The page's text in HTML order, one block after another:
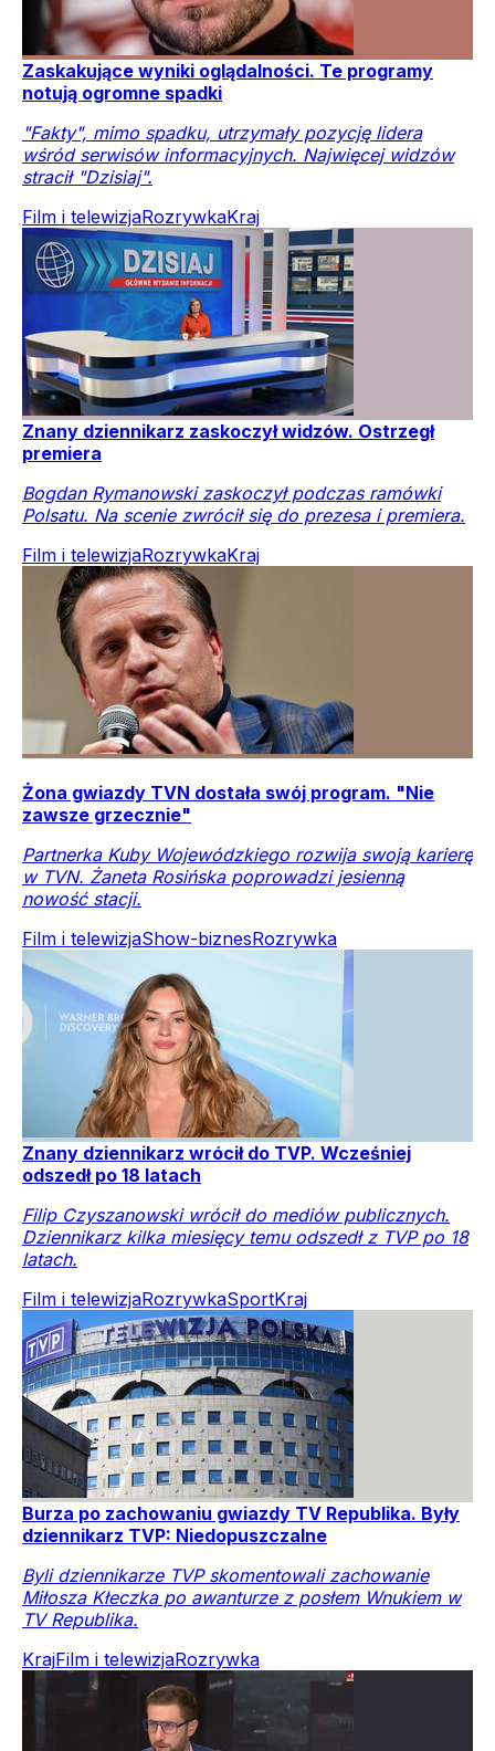
Zaskakujące wyniki oglądalności. Te programy
notują ogromne spadki
"Fakty", mimo spadku, utrzymały pozycję lidera
wśród serwisów informacyjnych. Najwięcej widzów
stracił "Dzisiaj".
Film i telewizjaRozrywkaKraj
Znany dziennikarz zaskoczył widzów. Ostrzegł
premiera
Bogdan Rymanowski zaskoczył podczas ramówki
Polsatu. Na scenie zwrócił się do prezesa i premiera.
Film i telewizjaRozrywkaKraj
Żona gwiazdy TVN dostała swój program. "Nie
zawsze grzecznie"
Partnerka Kuby Wojewódzkiego rozwija swoją karierę
w TVN. Żaneta Rosińska poprowadzi jesienną
nowość stacji.
Film i telewizjaShow-biznesRozrywka
Znany dziennikarz wrócił do TVP. Wcześniej
odszedł po 18 latach
Filip Czyszanowski wrócił do mediów publicznych.
Dziennikarz kilka miesięcy temu odszedł z TVP po 18
latach.
Film i telewizjaRozrywkaSportKraj
Burza po zachowaniu gwiazdy TV Republika. Były
dziennikarz TVP: Niedopuszczalne
Byli dziennikarze TVP skomentowali zachowanie
Miłosza Kłeczka po awanturze z posłem Wnukiem w
TV Republika.
KrajFilm i telewizjaRozrywka